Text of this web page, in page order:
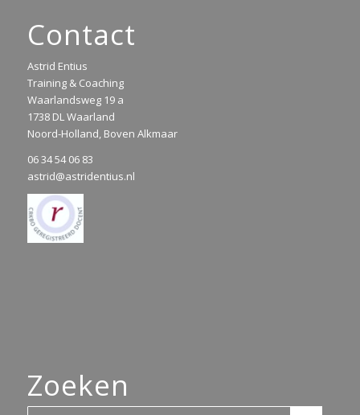
Contact
Astrid Entius
Training & Coaching
Waarlandsweg 19 a
1738 DL Waarland
Noord-Holland, Boven Alkmaar
06 34 54 06 83
astrid@astridentius.nl
Zoeken